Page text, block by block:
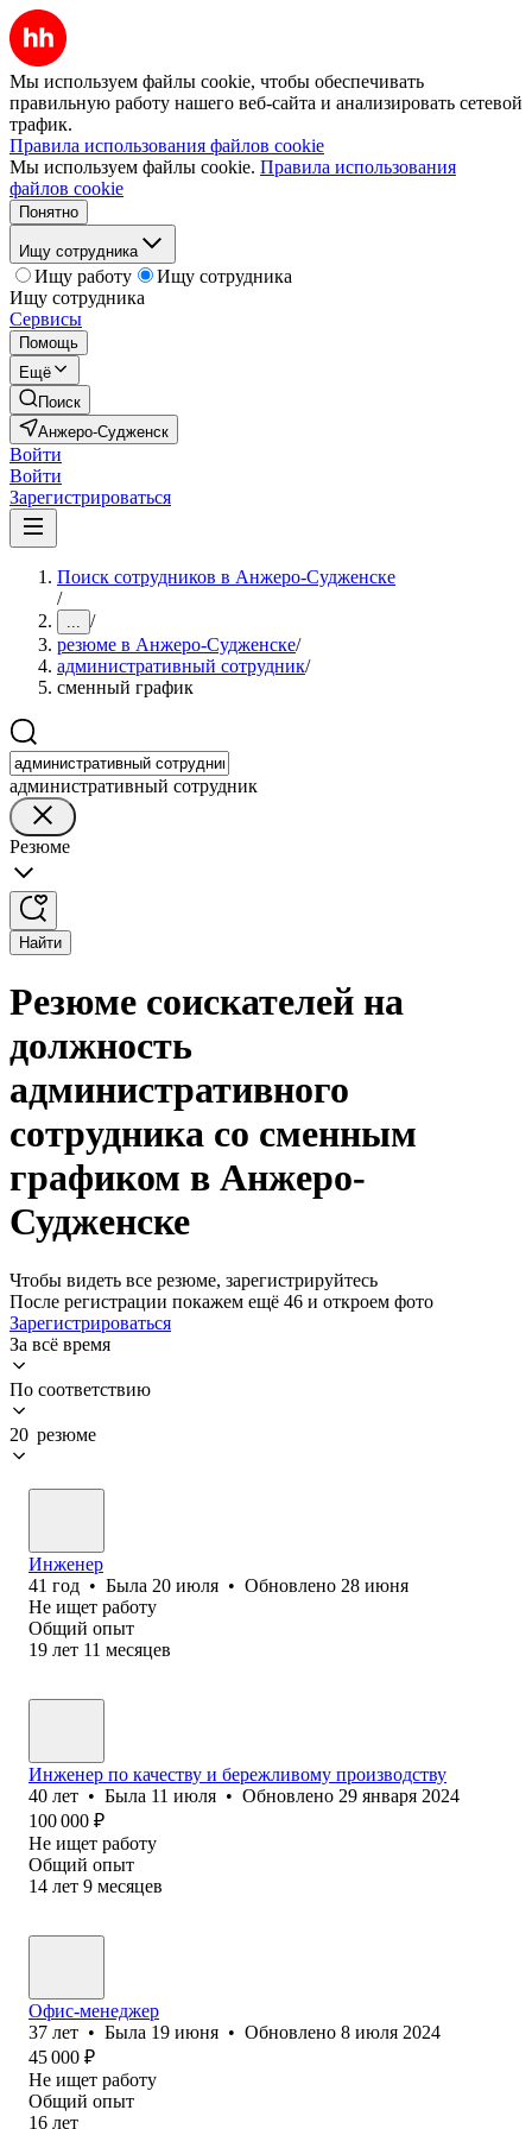
Мы используем файлы cookie, чтобы обеспечивать
правильную работу нашего веб-сайта и анализировать сетевой
трафик.
Правила использования файлов cookie
Мы используем файлы cookie. Правила использования
файлов cookie
Понятно
Ищу сотрудника
Ищу работу
Ищу сотрудника
Ищу сотрудника
Сервисы
Помощь
Ещё
Поиск
Анжеро-Судженск
Войти
Войти
Зарегистрироваться
Поиск сотрудников в Анжеро-Судженске
/
... /
резюме в Анжеро-Судженске/
административный сотрудник/
сменный график
административный сотрудник
Резюме
Найти
Резюме соискателей на
должность
административного
сотрудника со сменным
графиком в Анжеро-
Судженске
Чтобы видеть все резюме, зарегистрируйтесь
После регистрации покажем ещё 46 и откроем фото
Зарегистрироваться
За всё время
По соответствию
20 резюме
Инженер
41 год • Была 20 июля • Обновлено 28 июня
Не ищет работу
Общий опыт
19 лет 11 месяцев
Инженер по качеству и бережливому производству
40 лет • Была 11 июля • Обновлено 29 января 2024
100 000 ₽
Не ищет работу
Общий опыт
14 лет 9 месяцев
Офис-менеджер
37 лет • Была 19 июня • Обновлено 8 июля 2024
45 000 ₽
Не ищет работу
Общий опыт
16 лет